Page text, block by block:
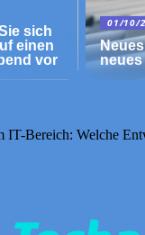
sich
einen
vor
01/10/
neues
IT-Bereich: Welche